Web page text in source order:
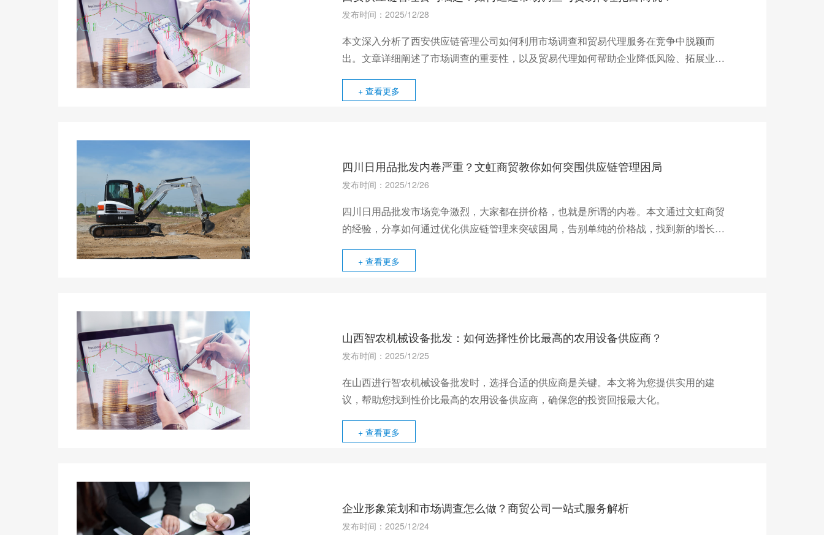
发布时间：2025/12/28
本文深入分析了西安供应链管理公司如何利用市场调查和贸易代理服务在竞争中脱颖而
出。文章详细阐述了市场调查的重要性，以及贸易代理如何帮助企业降低风险、拓展业
+ 查看更多
四川日用品批发内卷严重？文虹商贸教你如何突围供应链管理困局
发布时间：2025/12/26
四川日用品批发市场竞争激烈，大家都在拼价格，也就是所谓的内卷。本文通过文虹商贸
的经验，分享如何通过优化供应链管理来突破困局，告别单纯的价格战，找到新的增长
+ 查看更多
山西智农机械设备批发：如何选择性价比最高的农用设备供应商？
发布时间：2025/12/25
在山西进行智农机械设备批发时，选择合适的供应商是关键。本文将为您提供实用的建
议，帮助您找到性价比最高的农用设备供应商，确保您的投资回报最大化。
+ 查看更多
企业形象策划和市场调查怎么做？商贸公司一站式服务解析
发布时间：2025/12/24